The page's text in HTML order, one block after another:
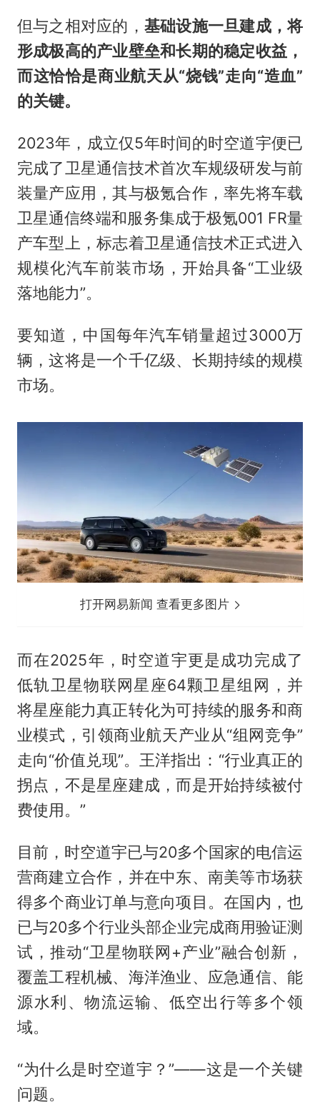
但与之相对应的， 基础设施一旦建成，将
形成极高的产业壁垒和长期的稳定收益，
而这恰恰是商业航天从“烧钱”走向“造血”
的关键。
2023年，成立仅5年时间的时空道宇便已
完成了卫星通信技术首次车规级研发与前
装量产应用，其与极氪合作，率先将车载
卫星通信终端和服务集成于极氪001 FR量
产车型上，标志着卫星通信技术正式进入
规模化汽车前装市场，开始具备“工业级
落地能力”。
要知道，中国每年汽车销量超过3000万
辆，这将是一个千亿级、长期持续的规模
市场。
打开网易新闻 查看更多图片
而在2025年，时空道宇更是成功完成了
低轨卫星物联网星座64颗卫星组网，并
将星座能力真正转化为可持续的服务和商
业模式，引领商业航天产业从“组网竞争”
走向“价值兑现”。王洋指出：“行业真正的
拐点，不是星座建成，而是开始持续被付
费使用。”
目前，时空道宇已与20多个国家的电信运
营商建立合作，并在中东、南美等市场获
得多个商业订单与意向项目。在国内，也
已与20多个行业头部企业完成商用验证测
试，推动“卫星物联网+产业”融合创新，
覆盖工程机械、海洋渔业、应急通信、能
源水利、物流运输、低空出行等多个领
域。
“为什么是时空道宇？”——这是一个关键
问题。